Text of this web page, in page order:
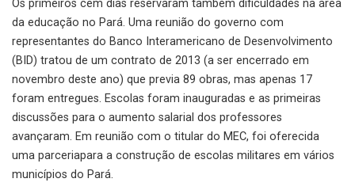
Os primeiros cem dias reservaram também dificuldades na área
da educação no Pará. Uma reunião do governo com
representantes do Banco Interamericano de Desenvolvimento
(BID) tratou de um contrato de 2013 (a ser encerrado em
novembro deste ano) que previa 89 obras, mas apenas 17
foram entregues. Escolas foram inauguradas e as primeiras
discussões para o aumento salarial dos professores
avançaram. Em reunião com o titular do MEC, foi oferecida
uma parceriapara a construção de escolas militares em vários
municípios do Pará.